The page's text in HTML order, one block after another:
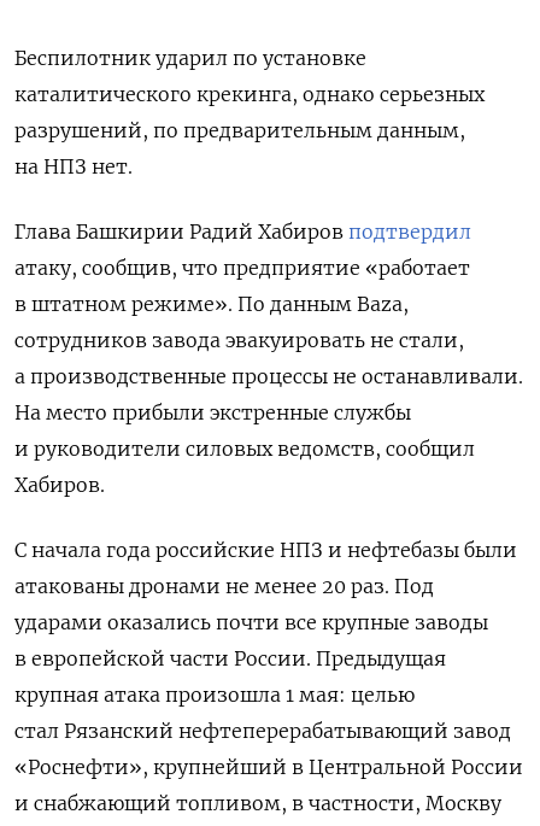
Беспилотник ударил по установке
каталитического крекинга, однако серьезных
разрушений, по предварительным данным,
на НПЗ нет.
Глава Башкирии Радий Хабиров подтвердил
атаку, сообщив, что предприятие «работает
в штатном режиме». По данным Baza,
сотрудников завода эвакуировать не стали,
а производственные процессы не останавливали.
На место прибыли экстренные службы
и руководители силовых ведомств, сообщил
Хабиров.
С начала года российские НПЗ и нефтебазы были
атакованы дронами не менее 20 раз. Под
ударами оказались почти все крупные заводы
в европейской части России. Предыдущая
крупная атака произошла 1 мая: целью
стал Рязанский нефтеперерабатывающий завод
«Роснефти», крупнейший в Центральной России
и снабжающий топливом, в частности, Москву